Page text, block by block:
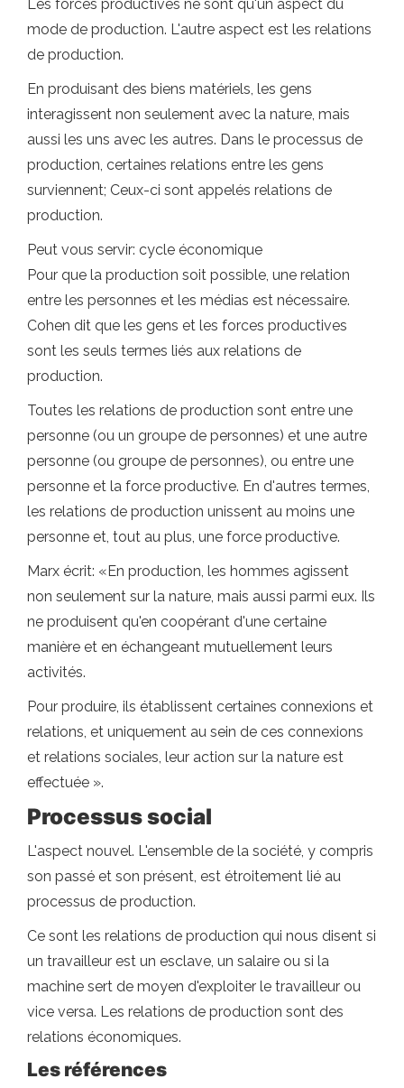
Les forces productives ne sont qu'un aspect du
mode de production. L'autre aspect est les relations
de production.
En produisant des biens matériels, les gens
interagissent non seulement avec la nature, mais
aussi les uns avec les autres. Dans le processus de
production, certaines relations entre les gens
surviennent; Ceux-ci sont appelés relations de
production.
Peut vous servir: cycle économique
Pour que la production soit possible, une relation
entre les personnes et les médias est nécessaire.
Cohen dit que les gens et les forces productives
sont les seuls termes liés aux relations de
production.
Toutes les relations de production sont entre une
personne (ou un groupe de personnes) et une autre
personne (ou groupe de personnes), ou entre une
personne et la force productive. En d'autres termes,
les relations de production unissent au moins une
personne et, tout au plus, une force productive.
Marx écrit: «En production, les hommes agissent
non seulement sur la nature, mais aussi parmi eux. Ils
ne produisent qu'en coopérant d'une certaine
manière et en échangeant mutuellement leurs
activités.
Pour produire, ils établissent certaines connexions et
relations, et uniquement au sein de ces connexions
et relations sociales, leur action sur la nature est
effectuée ».
Processus social
L'aspect nouvel. L'ensemble de la société, y compris
son passé et son présent, est étroitement lié au
processus de production.
Ce sont les relations de production qui nous disent si
un travailleur est un esclave, un salaire ou si la
machine sert de moyen d'exploiter le travailleur ou
vice versa. Les relations de production sont des
relations économiques.
Les références